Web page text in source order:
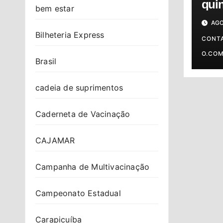
bem estar
Bilheteria Express
Brasil
cadeia de suprimentos
Caderneta de Vacinação
CAJAMAR
Campanha de Multivacinação
Campeonato Estadual
Carapicuíba
06/
o
O.COM